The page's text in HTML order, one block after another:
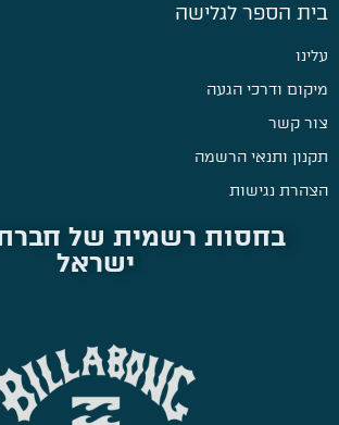
בית הספר לגלישה
עלינו
מיקום ודרכי הגעה
צור קשר
תקנון ותנאי הרשמה
הצהרת נגישות
בחסות רשמית של חברת
ישראל